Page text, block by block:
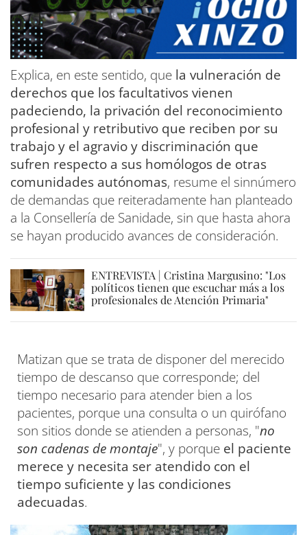
Explica, en este sentido, que la vulneración de
derechos que los facultativos vienen
padeciendo, la privación del reconocimiento
profesional y retributivo que reciben por su
trabajo y el agravio y discriminación que
sufren respecto a sus homólogos de otras
comunidades autónomas, resume el sinnúmero
de demandas que reiteradamente han planteado
a la Consellería de Sanidade, sin que hasta ahora
se hayan producido avances de consideración.
ENTREVISTA | Cristina Margusino: "Los
políticos tienen que escuchar más a los
profesionales de Atención Primaria"
Matizan que se trata de disponer del merecido
tiempo de descanso que corresponde; del
tiempo necesario para atender bien a los
pacientes, porque una consulta o un quirófano
son sitios donde se atienden a personas, "no
son cadenas de montaje", y porque el paciente
merece y necesita ser atendido con el
tiempo suficiente y las condiciones
adecuadas.